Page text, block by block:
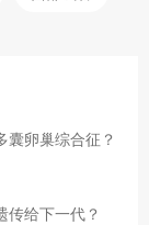
卵巢综合征？
给下一代？